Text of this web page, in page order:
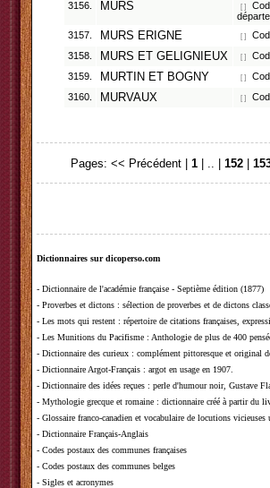
3156.
MURS [ ]
3157.
MURS ERIGNE [ ]
3158.
MURS ET GELIGNIEUX [ ]
3159.
MURTIN ET BOGNY [ ]
3160.
MURVAUX [ ]
Pages: << Précédent 1 | .. | 152
Dictionnaires sur dicoperso.com
- Dictionnaire de l'académie française - Septième édition (1877)
- Proverbes et dictons : sélection de proverbes et de dictons
- Les mots qui restent : répertoire de citations françaises,
- Les Munitions du Pacifisme : Anthologie de plus de 400
- Dictionnaire des curieux : complément pittoresque et original
- Dictionnaire Argot-Français : argot en usage en 1907.
- Dictionnaire des idées reçues : perle d'humour noir, Gustave
- Mythologie grecque et romaine : dictionnaire créé à partir du
- Glossaire franco-canadien et vocabulaire de locutions vicieuses
- Dictionnaire Français-Anglais
- Codes postaux des communes françaises
- Codes postaux des communes belges
- Sigles et acronymes